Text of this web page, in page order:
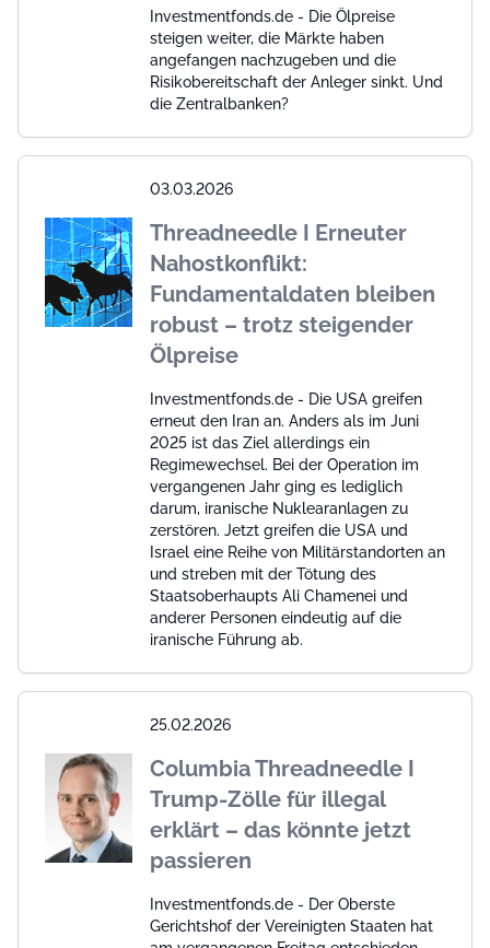
Investmentfonds.de - Die Ölpreise
steigen weiter, die Märkte haben
angefangen nachzugeben und die
Risikobereitschaft der Anleger sinkt. Und
die Zentralbanken?
03.03.2026
Threadneedle I Erneuter
Nahostkonflikt:
Fundamentaldaten bleiben
robust – trotz steigender
Ölpreise
Investmentfonds.de - Die USA greifen
erneut den Iran an. Anders als im Juni
2025 ist das Ziel allerdings ein
Regimewechsel. Bei der Operation im
vergangenen Jahr ging es lediglich
darum, iranische Nuklearanlagen zu
zerstören. Jetzt greifen die USA und
Israel eine Reihe von Militärstandorten an
und streben mit der Tötung des
Staatsoberhaupts Ali Chamenei und
anderer Personen eindeutig auf die
iranische Führung ab.
25.02.2026
Columbia Threadneedle I
Trump-Zölle für illegal
erklärt – das könnte jetzt
passieren
Investmentfonds.de - Der Oberste
Gerichtshof der Vereinigten Staaten hat